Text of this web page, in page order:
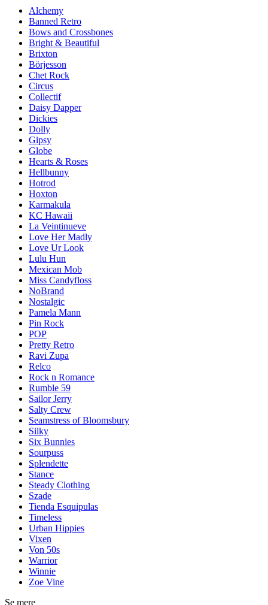
Alchemy
Banned Retro
Bows and Crossbones
Bright & Beautiful
Brixton
Börjesson
Chet Rock
Circus
Collectif
Daisy Dapper
Dickies
Dolly
Gipsy
Globe
Hearts & Roses
Hellbunny
Hotrod
Hoxton
Karmakula
KC Hawaii
La Veintinueve
Love Her Madly
Love Ur Look
Lulu Hun
Mexican Mob
Miss Candyfloss
NoBrand
Nostalgic
Pamela Mann
Pin Rock
POP
Pretty Retro
Ravi Zupa
Relco
Rock n Romance
Rumble 59
Sailor Jerry
Salty Crew
Seamstress of Bloomsbury
Silky
Six Bunnies
Sourpuss
Splendette
Stance
Steady Clothing
Szade
Tienda Esquipulas
Timeless
Urban Hippies
Vixen
Von 50s
Warrior
Winnie
Zoe Vine
Se mere